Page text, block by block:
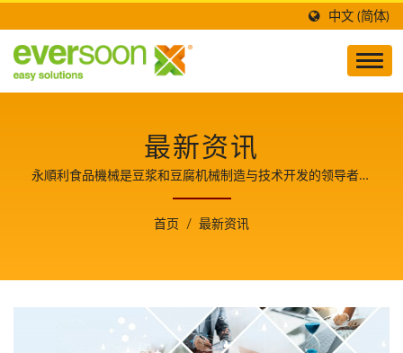
中文 (简体)
最新资讯
永順利食品機械是豆浆和豆腐机械制造与技术开发的领导者，
也是食品安全的守护者，并分享生产豆腐美食的关键技术与经
验，使我们成为客户成长的重要伙伴。
首页 / 最新资讯